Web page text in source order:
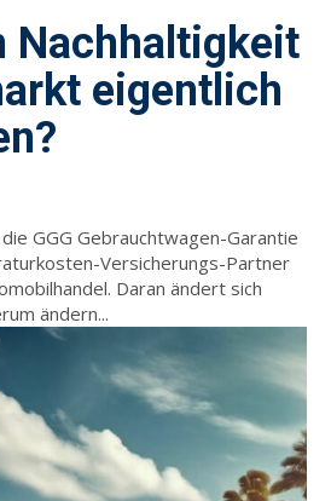
Nachhaltigkeit
eigentlich
GGG Gebrauchtwagen-Garantie
Versicherungs-Partner
Daran ändert sich
ändern...